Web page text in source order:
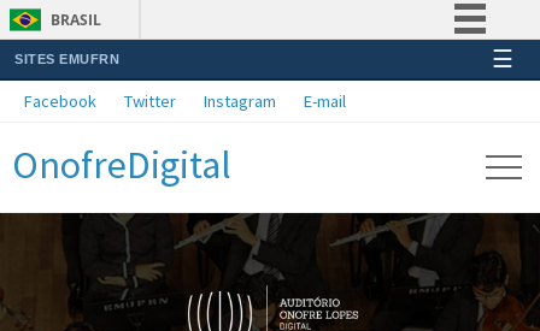
BRASIL
Simplifique!
Acesso à informação
Legislação
SITES EMUFRN ☰
Facebook Twitter Instagram E-mail
OnofreDigital